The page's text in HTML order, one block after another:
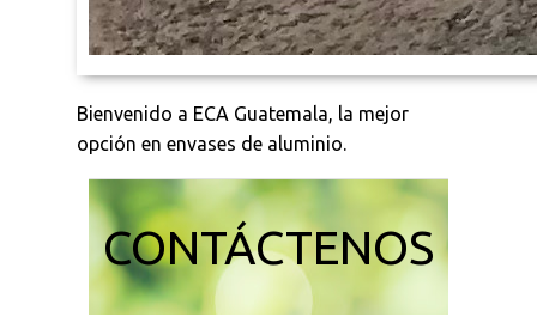
Bienvenido a ECA Guatemala, la mejor
opción en envases de aluminio.
CONTÁCTENOS